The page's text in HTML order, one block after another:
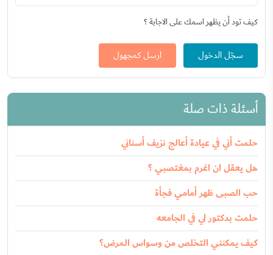
كيف تود أن يظهر اسمك على الاجابة ؟
سجّل الدخول ارسل كمجهول
أسئلة ذات صلة
حلمت أني في عيادة أعالج نزيف أسناني
هل يعقل ان اغرم بمغتصبي ؟
حب الصبى ظهر أمامي فجأة
حلمت بدكتور لي في الجامعه
كيف يمكنني التخلص من وسواس المرض؟